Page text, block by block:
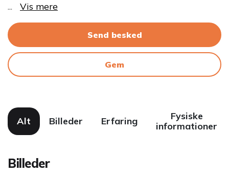
...
Vis mere
Send besked
Gem
Alt Billeder Erfaring
Fysiske
informationer
Billeder